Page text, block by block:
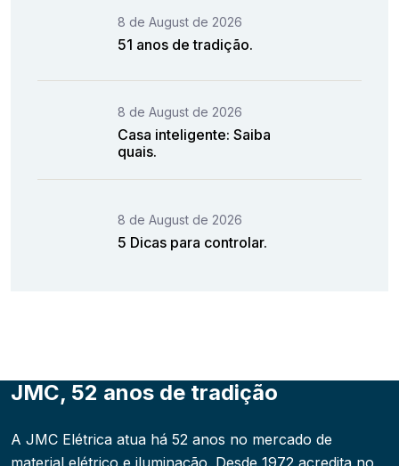
8 de August de 2026
51 anos de tradição.
8 de August de 2026
Casa inteligente: Saiba
quais.
8 de August de 2026
5 Dicas para controlar.
JMC, 52 anos de tradição
A JMC Elétrica atua há 52 anos no mercado de
material elétrico e iluminação. Desde 1972 acredita no